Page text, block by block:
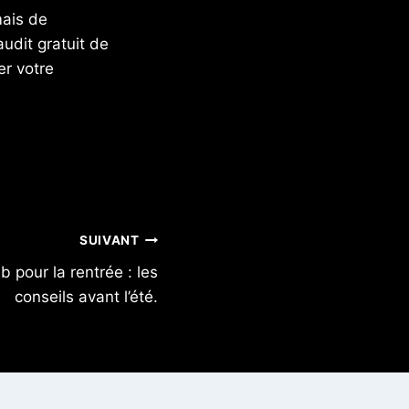
de
gratuit de
votre
SUIVANT
pour la rentrée : les
conseils avant l’été.